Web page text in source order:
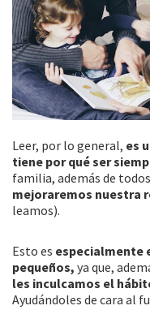
Leer, por lo general, es
tiene por qué ser
familia, además de
mejoraremos nuestra
leamos).
Esto es especialmente
pequeños, ya que,
les inculcamos el
Ayudándoles de cara al